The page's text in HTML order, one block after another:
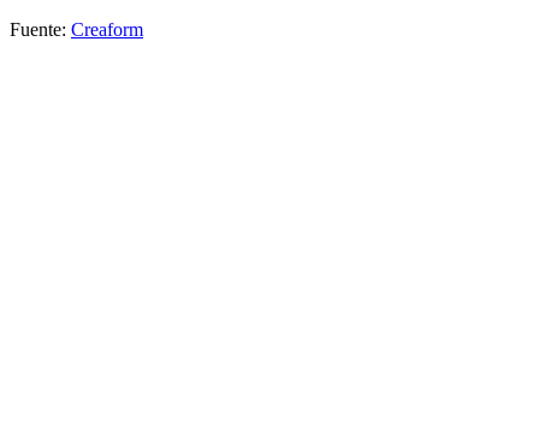
Fuente: Creaform